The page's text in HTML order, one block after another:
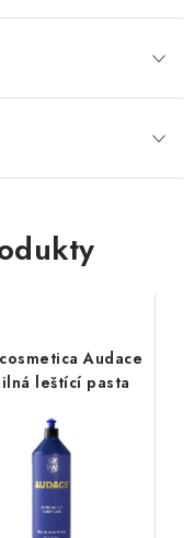
Audace
leštící pasta